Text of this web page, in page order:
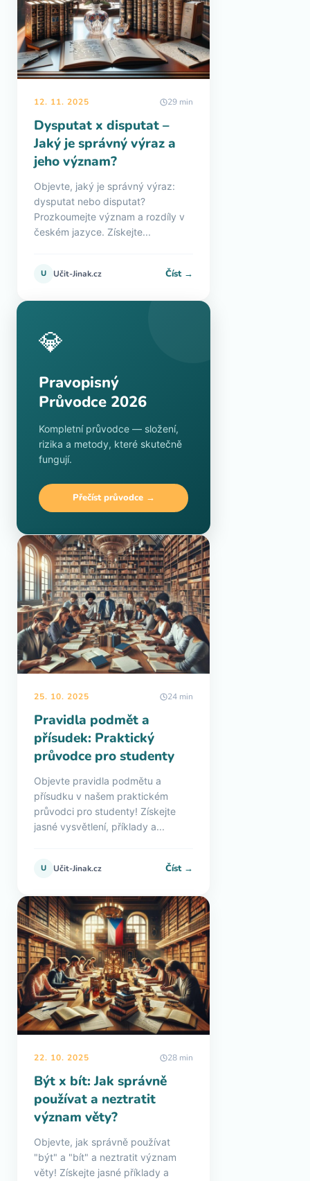
12. 11. 2025 29 min
Dysputat x disputat –
Jaký je správný výraz a
jeho význam?
Objevte, jaký je správný výraz:
dysputat nebo disputat?
Prozkoumejte význam a rozdíly v
českém jazyce. Získejte...
U Učit-Jinak.cz Číst →
💎
Pravopisný
Průvodce 2026
Kompletní průvodce — složení,
rizika a metody, které skutečně
fungují.
Přečíst průvodce →
25. 10. 2025 24 min
Pravidla podmět a
přísudek: Praktický
průvodce pro studenty
Objevte pravidla podmětu a
přísudku v našem praktickém
průvodci pro studenty! Získejte
jasné vysvětlení, příklady a...
U Učit-Jinak.cz Číst →
22. 10. 2025 28 min
Být x bít: Jak správně
používat a neztratit
význam věty?
Objevte, jak správně používat
"být" a "bít" a neztratit význam
věty! Získejte jasné příklady a